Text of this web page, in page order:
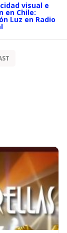
visual e
en Chile:
Luz en Radio